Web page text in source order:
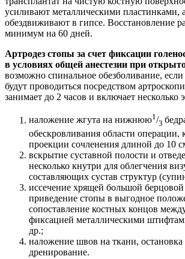
усиливают металлическими пластинками,
обездвиживают в гипсе. Восстановление
минимум на 60 дней.
Артродез стопы за счет фиксации
в условиях общей анестезии при
возможно спинальное обезболивание,
будут проводиться посредством
занимает до 2 часов и включает несколько
наложение жгута на нижнюю1/3
обескровливания области операции,
проекции сочленения длиной до 10
вскрытие суставной полости и
несколько кнутри для облегчения
составляющих сустав структур
иссечение хрящей большой берцовой
приведение стопы в выгодное
сопоставление костных концов
фиксацией металлическими
др.;
наложение швов на ткани, остановка
дренирование.